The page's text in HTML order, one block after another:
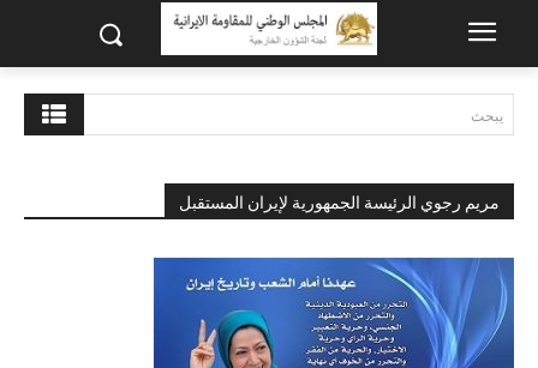
يبحث
مريم رجوي الرئيسة الجمهورية لإيران المستقبل